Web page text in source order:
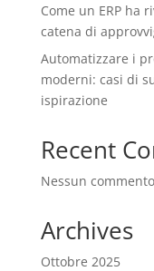
Come un ERP ha
catena di
Automatizzare i
moderni: casi di
ispirazione
Recent
Nessun
Archives
Ottobre 2025